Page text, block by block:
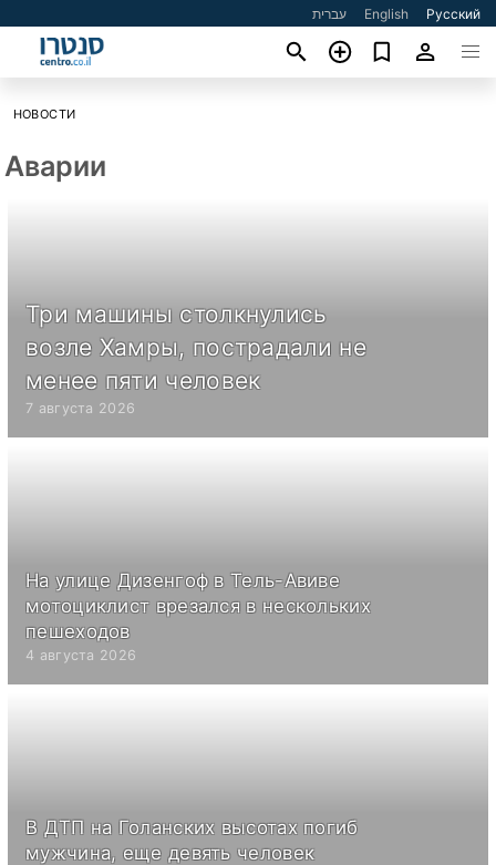
עברית English Русский
НОВОСТИ
Аварии
Три машины столкнулись
возле Хамры, пострадали не
менее пяти человек
7 августа 2026
На улице Дизенгоф в Тель-Авиве
мотоциклист врезался в нескольких
пешеходов
4 августа 2026
В ДТП на Голанских высотах погиб
мужчина, еще девять человек